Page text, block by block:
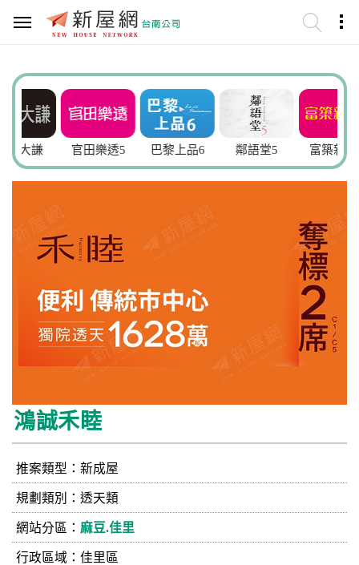
官田樂透5 巴黎上品6 鄰語堂5 富築新院3
鴻誠禾睦
推案類型：新成屋
規劃類別：透天類
網站分區： 麻豆.佳里
行政區域：佳里區